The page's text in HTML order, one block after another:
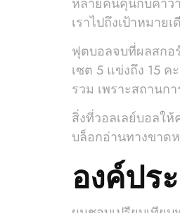
เราไปถึงเป้าหมา
ฟุตบอลจบที่ผลสกอ
เซต 5 แข่งถึง 15
รวม เพราะสถานก
สิ่งที่วอลเลย์บอลใ
บล็อกอ่านทางขาด
องค์ปร